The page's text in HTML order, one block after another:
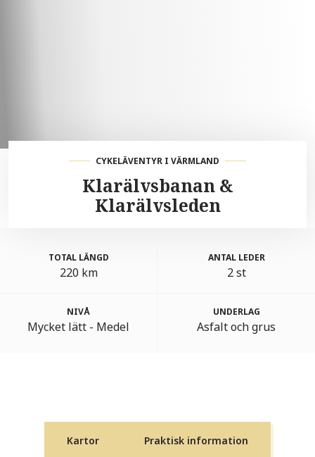
CYKELÄVENTYR I VÄRMLAND
Klarälvsbanan &
Klarälvsleden
TOTAL LÄNGD
220 km
ANTAL LEDER
2 st
NIVÅ
Mycket lätt - Medel
UNDERLAG
Asfalt och grus
Kartor Praktisk information